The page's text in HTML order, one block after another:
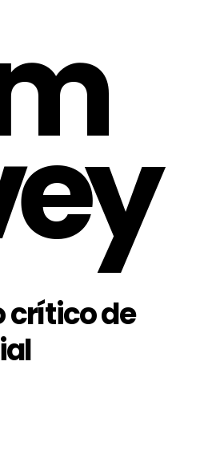
crítico de